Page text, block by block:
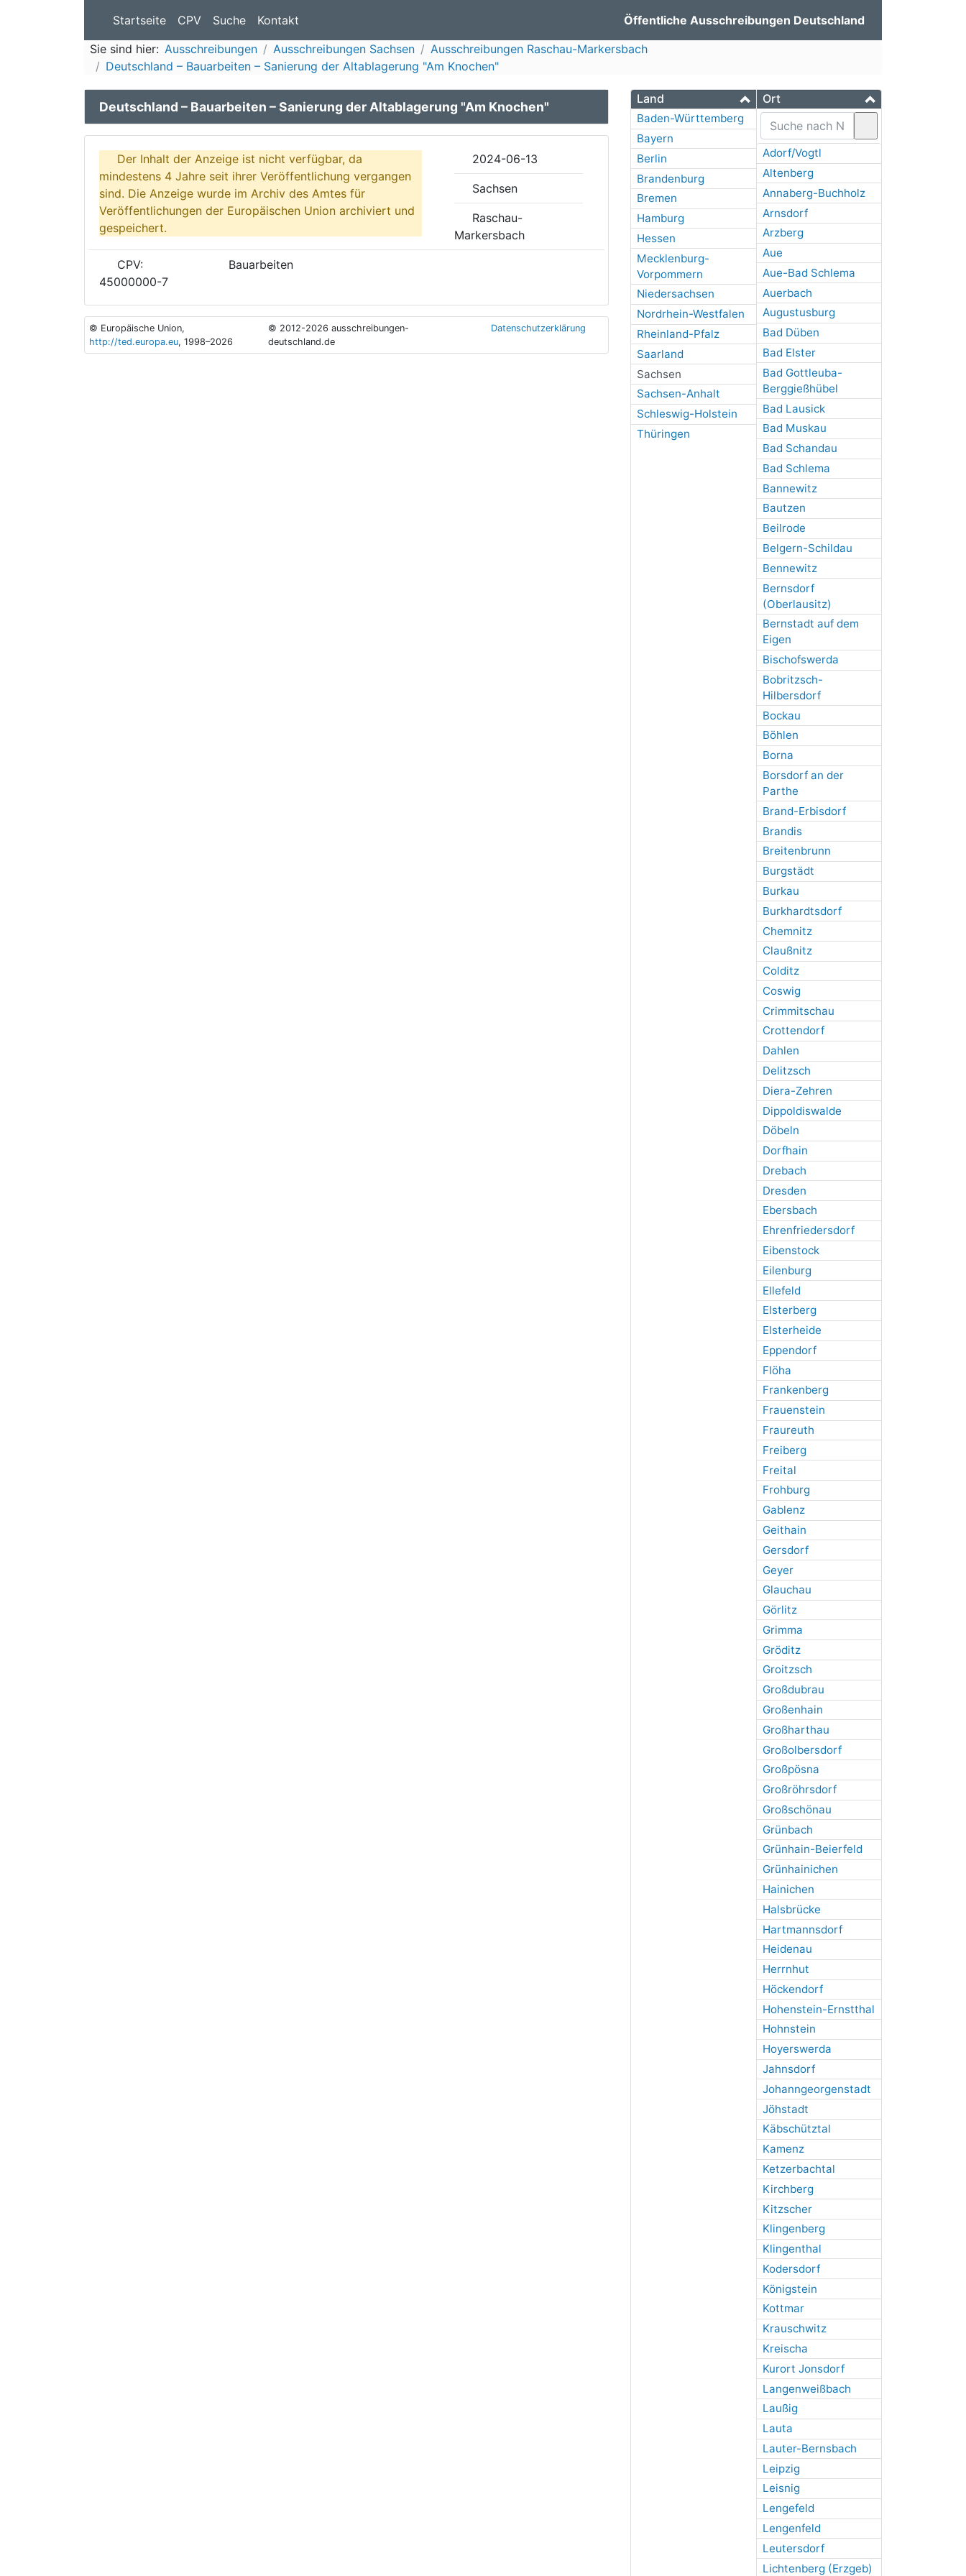
Startseite CPV Suche Kontakt Öffentliche Ausschreibungen Deutschland
Sie sind hier: Ausschreibungen Ausschreibungen Sachsen
Ausschreibungen Raschau-Markersbach
Deutschland – Bauarbeiten – Sanierung der Altablagerung "Am Knochen"
Land
Baden-Württemberg
Bayern
Berlin
Brandenburg
Bremen
Hamburg
Hessen
Mecklenburg-
Vorpommern
Niedersachsen
Nordrhein-Westfalen
Rheinland-Pfalz
Saarland
Sachsen
Sachsen-Anhalt
Schleswig-Holstein
Thüringen
Ort
Adorf/Vogtl
Altenberg
Annaberg-Buchholz
Arnsdorf
Arzberg
Aue
Aue-Bad Schlema
Auerbach
Augustusburg
Bad Düben
Bad Elster
Bad Gottleuba-
Berggießhübel
Bad Lausick
Bad Muskau
Bad Schandau
Bad Schlema
Bannewitz
Bautzen
Beilrode
Belgern-Schildau
Bennewitz
Bernsdorf
(Oberlausitz)
Bernstadt auf dem
Eigen
Bischofswerda
Bobritzsch-
Hilbersdorf
Bockau
Böhlen
Borna
Borsdorf an der
Parthe
Brand-Erbisdorf
Brandis
Breitenbrunn
Burgstädt
Burkau
Burkhardtsdorf
Chemnitz
Claußnitz
Colditz
Coswig
Crimmitschau
Crottendorf
Dahlen
Delitzsch
Diera-Zehren
Dippoldiswalde
Döbeln
Dorfhain
Drebach
Dresden
Ebersbach
Ehrenfriedersdorf
Eibenstock
Eilenburg
Ellefeld
Elsterberg
Elsterheide
Eppendorf
Flöha
Frankenberg
Frauenstein
Fraureuth
Freiberg
Freital
Frohburg
Gablenz
Geithain
Gersdorf
Geyer
Glauchau
Görlitz
Grimma
Gröditz
Groitzsch
Großdubrau
Großenhain
Großharthau
Großolbersdorf
Großpösna
Großröhrsdorf
Großschönau
Grünbach
Grünhain-Beierfeld
Grünhainichen
Hainichen
Halsbrücke
Hartmannsdorf
Heidenau
Herrnhut
Höckendorf
Hohenstein-Ernstthal
Hohnstein
Hoyerswerda
Jahnsdorf
Johanngeorgenstadt
Jöhstadt
Käbschütztal
Kamenz
Ketzerbachtal
Kirchberg
Kitzscher
Klingenberg
Klingenthal
Kodersdorf
Königstein
Kottmar
Krauschwitz
Kreischa
Kurort Jonsdorf
Langenweißbach
Laußig
Lauta
Lauter-Bernsbach
Leipzig
Leisnig
Lengefeld
Lengenfeld
Leutersdorf
Lichtenberg (Erzgeb)
Deutschland – Bauarbeiten – Sanierung der Altablagerung "Am Knochen"
Der Inhalt der Anzeige ist nicht verfügbar, da
mindestens 4 Jahre seit ihrer Veröffentlichung vergangen
sind. Die Anzeige wurde im Archiv des Amtes für
Veröffentlichungen der Europäischen Union archiviert und
gespeichert.
2024-06-13
Sachsen
Raschau-
Markersbach
CPV:
45000000-7
Bauarbeiten
© Europäische Union,
http://ted.europa.eu, 1998–2026
© 2012-2026 ausschreibungen-
deutschland.de
Datenschutzerklärung